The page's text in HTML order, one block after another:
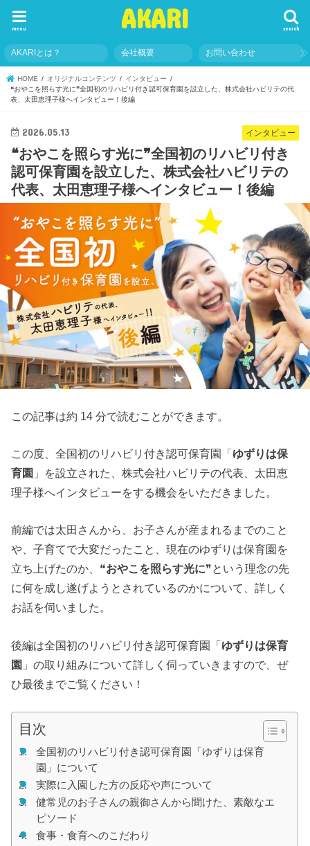
AKARI search
menu
AKARIとは？ 会社概要 お問い合わせ
HOME オリジナルコンテンツ
インタビュー
❝おやこを照らす光に❞全国初のリハビリ付き認可保育園を設立した、株式会社ハビリテの代
表、太田恵理子様へインタビュー！後編
インタビュー
2026.05.13
❝おやこを照らす光に❞全国初のリハビリ付き
認可保育園を設立した、株式会社ハビリテの
代表、太田恵理子様へインタビュー！後編
この記事は約 14 分で読むことができます。
この度、全国初のリハビリ付き認可保育園「ゆずりは保
育園 」を設立された、株式会社ハビリテの代表、太田恵
理子様へインタビューをする機会をいただきました。
前編では太田さんから、お子さんが産まれるまでのこと
や、子育てで大変だったこと、現在のゆずりは保育園を
立ち上げたのか、❝おやこを照らす光に❞という理念の先
に何を成し遂げようとされているのかについて、詳しく
お話を伺いました。
後編は全国初のリハビリ付き認可保育園「ゆずりは保育
園 」の取り組みについて詳しく伺っていきますので、ぜ
ひ最後までご覧ください！
目次
全国初のリハビリ付き認可保育園「ゆずりは保育
園」について
実際に入園した方の反応や声について
健常児のお子さんの親御さんから聞けた、素敵なエ
ピソード
食事・食育へのこだわり